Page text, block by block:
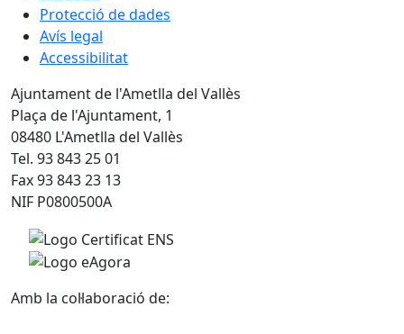
Protecció de dades
Avís legal
Accessibilitat
Ajuntament de l'Ametlla del Vallès
Plaça de l'Ajuntament, 1
08480 L'Ametlla del Vallès
Tel. 93 843 25 01
Fax 93 843 23 13
NIF P0800500A
Amb la col·laboració de: